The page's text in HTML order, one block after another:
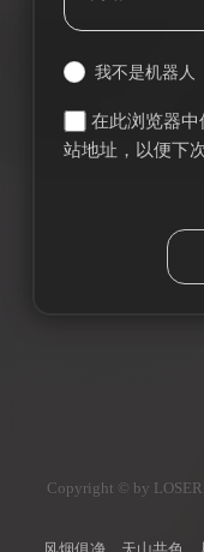
我不是机器人
在此浏览器中
站地址，以便下
Copyright © by